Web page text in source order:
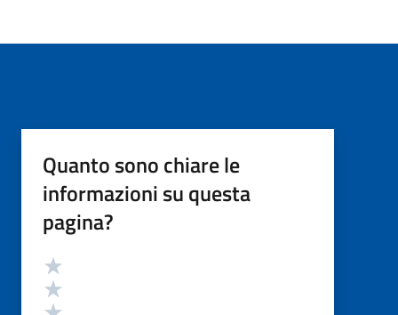
Quanto sono chiare le
informazioni su questa
pagina?
Valutazione